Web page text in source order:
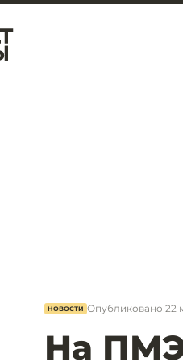
НОВОСТИ Опубликовано 22
На